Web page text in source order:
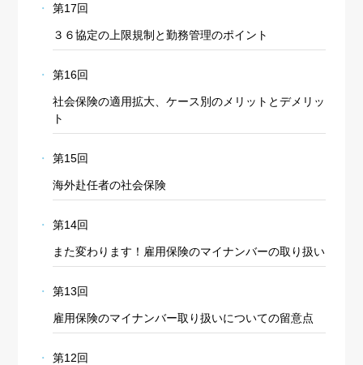
第17回
３６協定の上限規制と勤務管理のポイント
第16回
社会保険の適用拡大、ケース別のメリットとデメリッ
ト
第15回
海外赴任者の社会保険
第14回
また変わります！雇用保険のマイナンバーの取り扱い
第13回
雇用保険のマイナンバー取り扱いについての留意点
第12回